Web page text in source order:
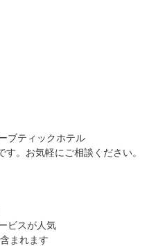
ブティックホテル
。お気軽にご相談ください。
ビスが人気
まれます